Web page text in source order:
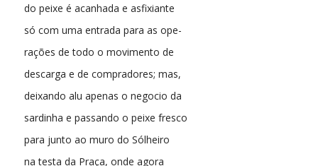
do peixe é acanhada e asfixiante
só com uma entrada para as ope-
rações de todo o movimento de
descarga e de compradores; mas,
deixando alu apenas o negocio da
sardinha e passando o peixe fresco
para junto ao muro do Sólheiro
na testa da Praça, onde agora